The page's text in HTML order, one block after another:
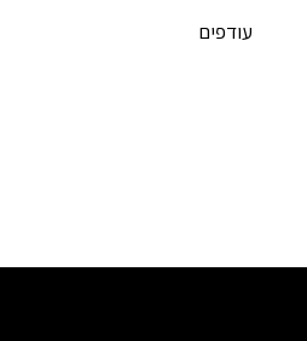
עודפים